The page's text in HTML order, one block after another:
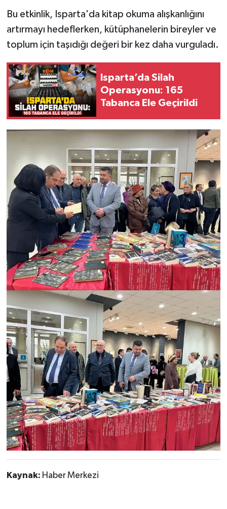
Bu etkinlik, Isparta'da kitap okuma alışkanlığını
artırmayı hedeflerken, kütüphanelerin bireyler ve
toplum için taşıdığı değeri bir kez daha vurguladı.
Isparta’da Silah
Operasyonu: 165
Tabanca Ele Geçirildi
Kaynak: Haber Merkezi
İletişim
Künye